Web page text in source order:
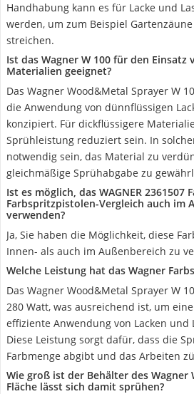
Handhabung kann es für Lacke und
werden, um zum Beispiel
streichen.
Ist das Wagner W 100 für den Einsatz
Materialien geeignet?
Das Wagner Wood&Metal Sprayer W
die Anwendung von dünnflüssigen
konzipiert. Für dickflüssigere
Sprühleistung reduziert sein. In
notwendig sein, das Material zu
gleichmäßige Sprühabgabe zu
Ist es möglich, das WAGNER 2361507
Farbspritzpistolen-Vergleich auch im
verwenden?
Ja, Sie haben die Möglichkeit, diese
Innen- als auch im Außenbereich zu
Welche Leistung hat das Wagner
Das Wagner Wood&Metal Sprayer W
280 Watt, was ausreichend ist, um
effiziente Anwendung von Lacken und
Diese Leistung sorgt dafür, dass die
Farbmenge abgibt und das Arbeiten
Wie groß ist der Behälter des Wagner
Fläche lässt sich damit sprühen?